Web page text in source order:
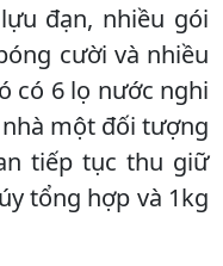
đạn, nhiều gói
cười và nhiều
có 6 lọ nước nghi
một đối tượng
tiếp tục thu giữ
tổng hợp và 1kg